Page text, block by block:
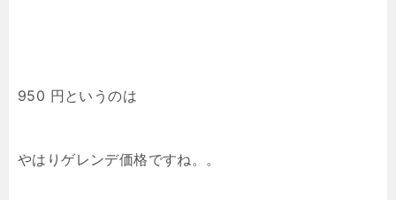
950 円というのは
やはりゲレンデ価格ですね。。